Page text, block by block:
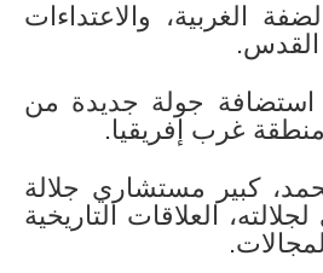
الغربية، والاعتداءات
القدس.
استضافة جولة جديدة من
غرب إفريقيا.
كبير مستشاري جلالة
العلاقات التاريخية